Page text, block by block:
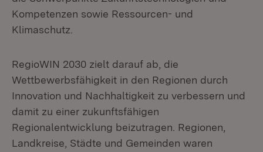
Kompetenzen sowie Ressourcen- und
Klimaschutz.
RegioWIN 2030 zielt darauf ab, die
Wettbewerbsfähigkeit in den Regionen durch
Innovation und Nachhaltigkeit zu verbessern und
damit zu einer zukunftsfähigen
Regionalentwicklung beizutragen. Regionen,
Landkreise, Städte und Gemeinden waren